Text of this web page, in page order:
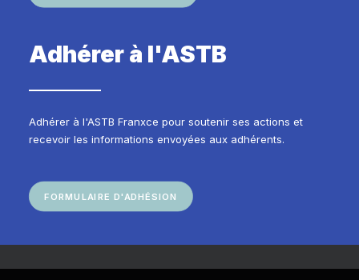
Adhérer à l'ASTB
Adhérer à l'ASTB Franxce pour soutenir ses actions et
recevoir les informations envoyées aux adhérents.
FORMULAIRE D'ADHÉSION